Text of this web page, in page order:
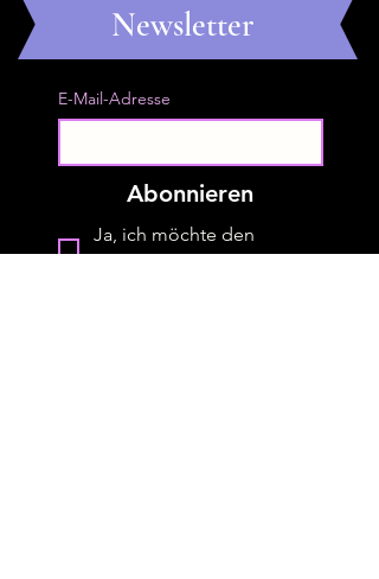
Newsletter
E-Mail-Adresse
Abonnieren
Ja, ich möchte den